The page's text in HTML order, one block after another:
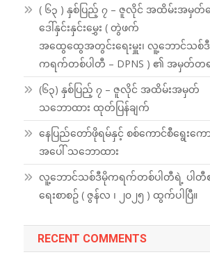
( ၆၃ ) နှစ်ပြည့် ၇ – ဇူလိုင် အထိမ်းအမှတ်
ဒေါ်နှင်းနှင်းမွှေး ( တွဲဖက်
အထွေထွေအတွင်းရေးမှူး၊ လူ့ဘောင်သစ်
ကရက်တစ်ပါတီ – DPNS ) ၏ အမှတ်တ
(၆၃) နှစ်ပြည့် ၇ – ဇူလိုင် အထိမ်းအမှတ်
သဘောထား ထုတ်ပြန်ချက်
နေပြည်တော်ဖိုရမ်နှင့် စစ်ကောင်စီရွေးက
အပေါ် သဘောထား
လူ့ဘောင်သစ်ဒီမိုကရက်တစ်ပါတီရဲ့ ပါတီစ
ရေးစာစဥ် ( ဇွန်လ ၊ ၂၀၂၅ ) ထွက်ပါပြီ။
RECENT COMMENTS